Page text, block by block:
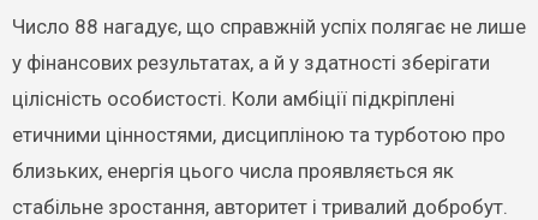
Число 88 нагадує, що справжній успіх полягає не лише
у фінансових результатах, а й у здатності зберігати
цілісність особистості. Коли амбіції підкріплені
етичними цінностями, дисципліною та турботою про
близьких, енергія цього числа проявляється як
стабільне зростання, авторитет і тривалий добробут.